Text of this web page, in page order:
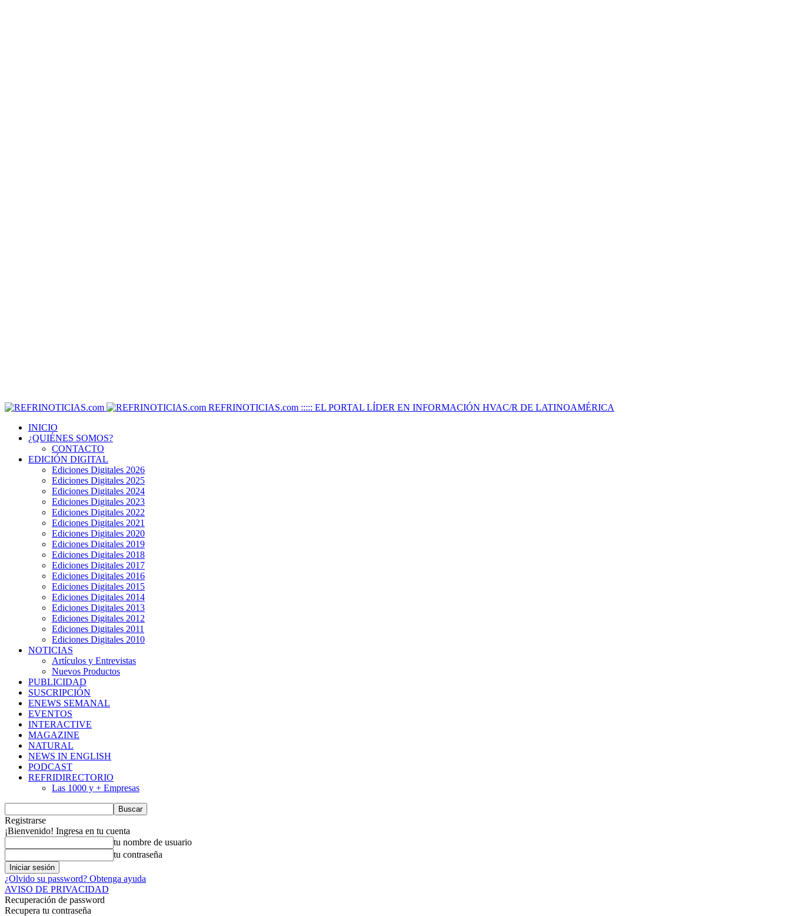
REFRINOTICIAS.com ::::: EL PORTAL LÍDER EN INFORMACIÓN HVAC/R DE LATINOAMÉRICA
INICIO
¿QUIÉNES SOMOS?
CONTACTO
EDICIÓN DIGITAL
Ediciones Digitales 2026
Ediciones Digitales 2025
Ediciones Digitales 2024
Ediciones Digitales 2023
Ediciones Digitales 2022
Ediciones Digitales 2021
Ediciones Digitales 2020
Ediciones Digitales 2019
Ediciones Digitales 2018
Ediciones Digitales 2017
Ediciones Digitales 2016
Ediciones Digitales 2015
Ediciones Digitales 2014
Ediciones Digitales 2013
Ediciones Digitales 2012
Ediciones Digitales 2011
Ediciones Digitales 2010
NOTICIAS
Artículos y Entrevistas
Nuevos Productos
PUBLICIDAD
SUSCRIPCIÓN
ENEWS SEMANAL
EVENTOS
INTERACTIVE
MAGAZINE
NATURAL
NEWS IN ENGLISH
PODCAST
REFRIDIRECTORIO
Las 1000 y + Empresas
Registrarse
¡Bienvenido! Ingresa en tu cuenta
tu nombre de usuario
tu contraseña
¿Olvido su password? Obtenga ayuda
AVISO DE PRIVACIDAD
Recuperación de password
Recupera tu contraseña